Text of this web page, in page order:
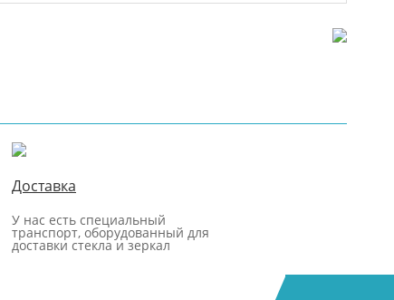
Доставка
У нас есть специальный
транспорт, оборудованный для
доставки стекла и зеркал